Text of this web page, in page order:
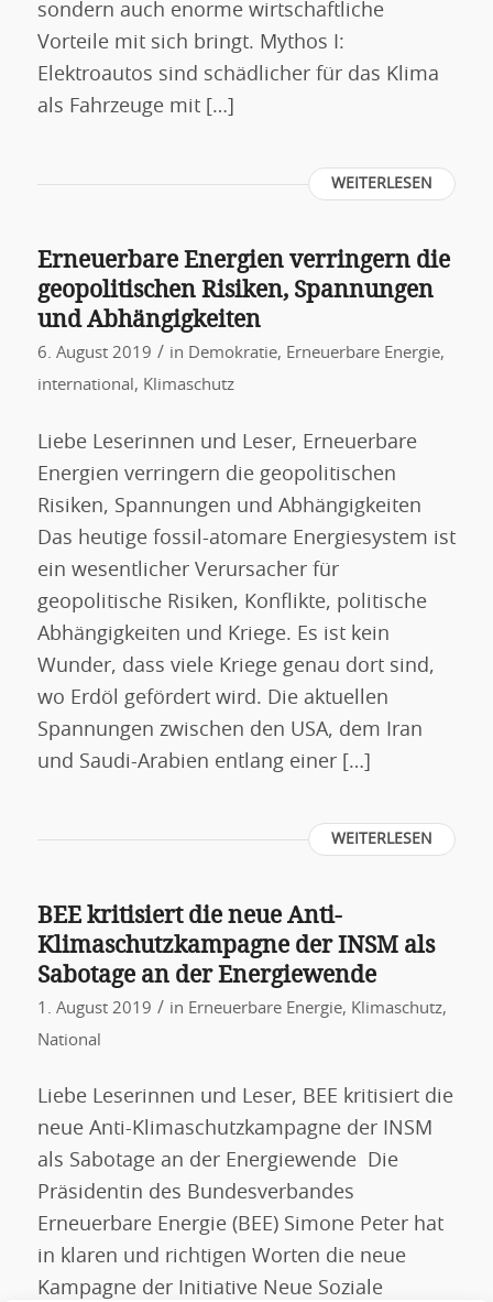
sondern auch enorme wirtschaftliche
Vorteile mit sich bringt. Mythos I:
Elektroautos sind schädlicher für das Klima
als Fahrzeuge mit […]
WEITERLESEN
Erneuerbare Energien verringern die
geopolitischen Risiken, Spannungen
und Abhängigkeiten
6. August 2019 / in Demokratie, Erneuerbare Energie,
international , Klimaschutz
Liebe Leserinnen und Leser, Erneuerbare
Energien verringern die geopolitischen
Risiken, Spannungen und Abhängigkeiten
Das heutige fossil-atomare Energiesystem ist
ein wesentlicher Verursacher für
geopolitische Risiken, Konflikte, politische
Abhängigkeiten und Kriege. Es ist kein
Wunder, dass viele Kriege genau dort sind,
wo Erdöl gefördert wird. Die aktuellen
Spannungen zwischen den USA, dem Iran
und Saudi-Arabien entlang einer […]
WEITERLESEN
BEE kritisiert die neue Anti-
Klimaschutzkampagne der INSM als
Sabotage an der Energiewende
1. August 2019 / in Erneuerbare Energie, Klimaschutz,
National
Liebe Leserinnen und Leser, BEE kritisiert die
neue Anti-Klimaschutzkampagne der INSM
als Sabotage an der Energiewende Die
Präsidentin des Bundesverbandes
Erneuerbare Energie (BEE) Simone Peter hat
in klaren und richtigen Worten die neue
Kampagne der Initiative Neue Soziale